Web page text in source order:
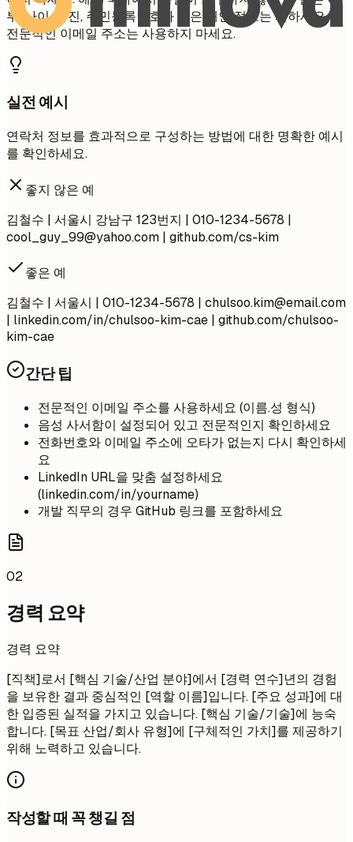
부, 나이, 사진, 주민등록번호와 같은 개인 정보는 피하세요. 비
전문적인 이메일 주소는 사용하지 마세요.
실전 예시
연락처 정보를 효과적으로 구성하는 방법에 대한 명확한 예시
를 확인하세요.
좋지 않은 예
김철수 | 서울시 강남구 123번지 | 010-1234-5678 |
cool_guy_99@yahoo.com | github.com/cs-kim
좋은 예
김철수 | 서울시 | 010-1234-5678 | chulsoo.kim@email.com
| linkedin.com/in/chulsoo-kim-cae | github.com/chulsoo-
kim-cae
간단 팁
전문적인 이메일 주소를 사용하세요 (이름.성 형식)
음성 사서함이 설정되어 있고 전문적인지 확인하세요
전화번호와 이메일 주소에 오타가 없는지 다시 확인하세
요
LinkedIn URL을 맞춤 설정하세요
(linkedin.com/in/yourname)
개발 직무의 경우 GitHub 링크를 포함하세요
02
경력 요약
경력 요약
[직책]로서 [핵심 기술/산업 분야]에서 [경력 연수]년의 경험
을 보유한 결과 중심적인 [역할 이름]입니다. [주요 성과]에 대
한 입증된 실적을 가지고 있습니다. [핵심 기술/기술]에 능숙
합니다. [목표 산업/회사 유형]에 [구체적인 가치]를 제공하기
위해 노력하고 있습니다.
작성할 때 꼭 챙길 점